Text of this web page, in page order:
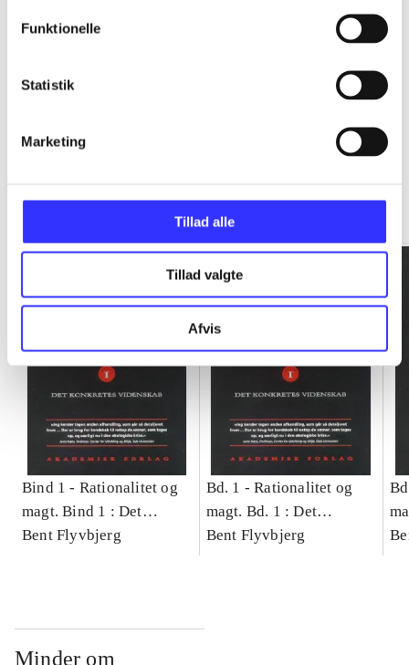
Funktionelle
Statistik
Marketing
Tillad alle
Tillad valgte
Afvis
...
Gå til serien
Bind 1 - Rationalitet og
magt. Bind 1 : Det
konkretes videnskab
Bent Flyvbjerg
Bd. 1 -Rationalitet og
magt. Bd. 1 : Det
konkretes videnskab
Bent Flyvbjerg
Minder om